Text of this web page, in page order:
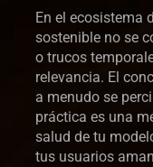
En el ecosistema
sostenible no se
o trucos
relevancia. El
a menudo se
práctica es una
salud de tu
tus usuarios